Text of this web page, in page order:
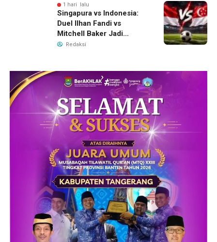
1 hari lalu
Singapura vs Indonesia:
Duel Ilhan Fandi vs
Mitchell Baker Jadi
Sorotan di Piala AFF 2026
Redaksi